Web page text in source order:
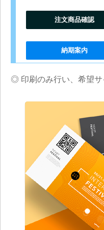
注文商品確認
納期案内
◎ 印刷のみ行い、希望サ